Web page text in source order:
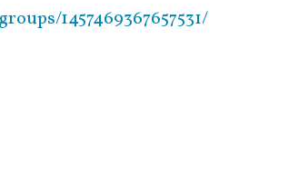
1457469367657531/